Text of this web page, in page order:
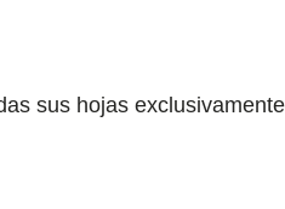
sus hojas